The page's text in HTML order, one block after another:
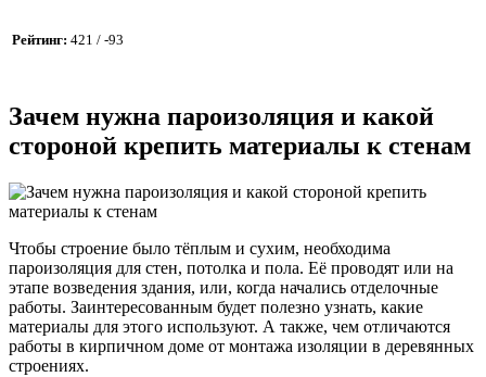
Рейтинг: 421 / -93
Зачем нужна пароизоляция и какой
стороной крепить материалы к стенам
Чтобы строение было тёплым и сухим, необходима
пароизоляция для стен, потолка и пола. Её проводят или на
этапе возведения здания, или, когда начались отделочные
работы. Заинтересованным будет полезно узнать, какие
материалы для этого используют. А также, чем отличаются
работы в кирпичном доме от монтажа изоляции в деревянных
строениях.